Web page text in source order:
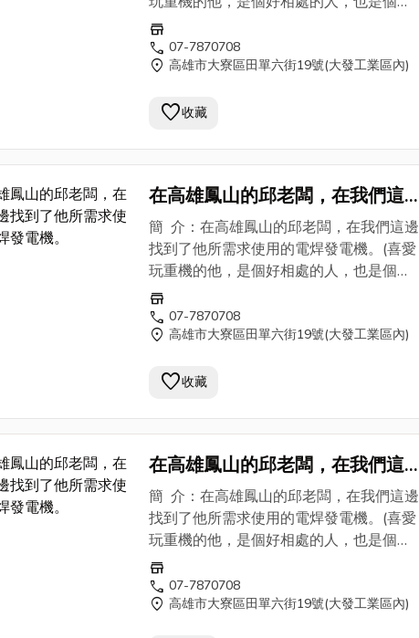
YAMAHA的愛車迷，對於車子上的保養更
是專業。我想SHINDAIWA 新大和
EGW150M是他的選擇之外，使用上的保
老闆從事的是消防系統/空調系統/配管工
楠梓加工區的廠房做消防工程。如果有以
邊有邱老闆的聯繫方式，提供給各位朋友
參考。)
store
call 07-7870708
location_on 高雄市大寮區田單六街19號(大發工業區內)
favorite收藏
在高雄鳳山的邱老闆，在我們這邊
找到了他所需求使用的電焊發電
機。
簡 介：在高雄鳳山的邱老闆，在我們這邊
找到了他所需求使用的電焊發電機。(喜愛
玩重機的他，是個好相處的人，也是個
YAMAHA的愛車迷，對於車子上的保養更
是專業。我想SHINDAIWA 新大和
EGW150M是他的選擇之外，使用上的保
老闆從事的是消防系統/空調系統/配管工
楠梓加工區的廠房做消防工程。如果有以
邊有邱老闆的聯繫方式，提供給各位朋友
參考。)
store
call 07-7870708
location_on 高雄市大寮區田單六街19號(大發工業區內)
favorite收藏
在高雄鳳山的邱老闆，在我們這邊
找到了他所需求使用的電焊發電
機。
簡 介：在高雄鳳山的邱老闆，在我們這邊
找到了他所需求使用的電焊發電機。(喜愛
玩重機的他，是個好相處的人，也是個
YAMAHA的愛車迷，對於車子上的保養更
是專業。我想SHINDAIWA 新大和
EGW150M是他的選擇之外，使用上的保
store
call 07-7870708
location_on 高雄市大寮區田單六街19號(大發工業區內)